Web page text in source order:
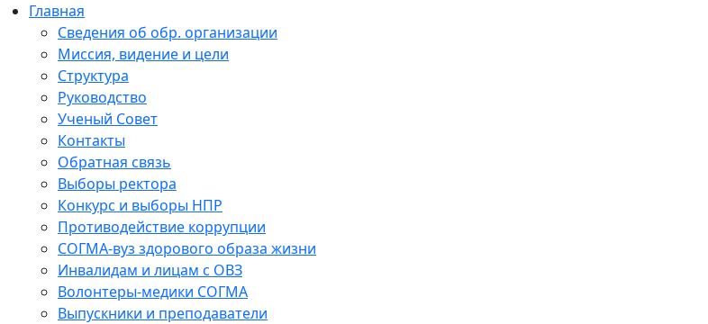
Главная
Сведения об обр. организации
Миссия, видение и цели
Структура
Руководство
Ученый Совет
Контакты
Обратная связь
Выборы ректора
Конкурс и выборы НПР
Противодействие коррупции
СОГМА-вуз здорового образа жизни
Инвалидам и лицам с ОВЗ
Волонтеры-медики СОГМА
Выпускники и преподаватели